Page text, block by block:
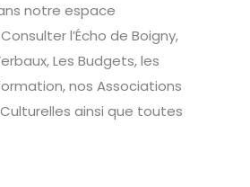
notre espace
l’Écho de Boigny,
Les Budgets, les
nos Associations
ainsi que toutes